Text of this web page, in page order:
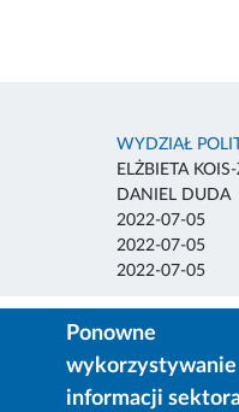
WYDZIAŁ
ELŻBIETA
DANIEL DUDA
2022-07-05
2022-07-05
2022-07-05
Ponowne
wykorzystywanie
informacji